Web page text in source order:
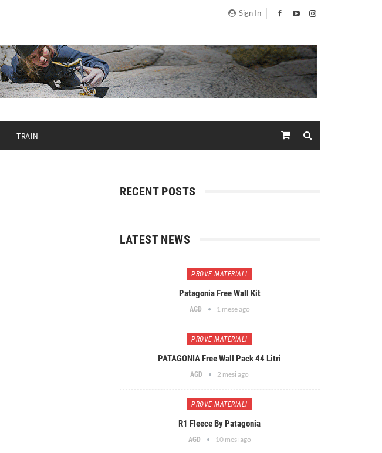
Sign In
TRAIN
RECENT POSTS
LATEST NEWS
PROVE MATERIALI
Patagonia Free Wall Kit
AGD 1 mese ago
PROVE MATERIALI
PATAGONIA Free Wall Pack 44 Litri
AGD 2 mesi ago
PROVE MATERIALI
R1 Fleece By Patagonia
AGD 10 mesi ago